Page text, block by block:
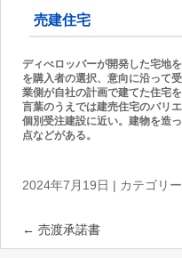
ッ
プ
売建住宅
ディべロッバーが開発した宅地
を購入者の選択、意向に沿って
業側が自社の計画で建てた住宅を
言葉のうえでは建売住宅のバリ
個別受注建設に近い。建物を造
点などがある。
2024年7月19日 | カテゴリ
← 売渡承諾書